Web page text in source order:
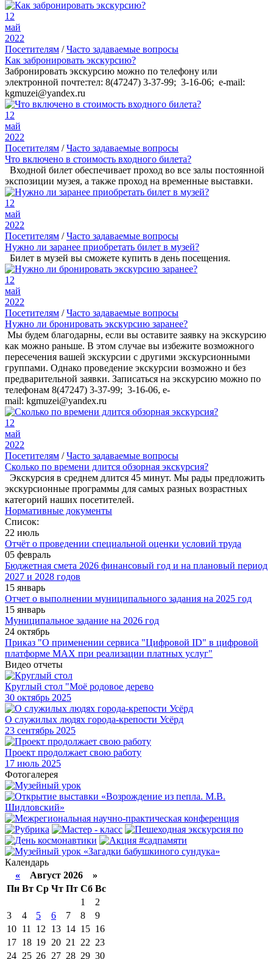
12
май
2022
Посетителям /Часто задаваемые вопросы
Как забронировать экскурсию?
Забронировать экскурсию можно по телефону или
электронной почте:тел: 8(47247) 3-37-99; 3-16-06; e-mail:
kgmuzei@yandex.ru
12
май
2022
Посетителям /Часто задаваемые вопросы
Что включено в стоимость входного билета?
Входной билет обеспечивает проход во все залы постоянной
экспозиции музея, а также проход на временные выставки.
12
май
2022
Посетителям /Часто задаваемые вопросы
Нужно ли заранее приобретать билет в музей?
Билет в музей вы сможете купить в день посещения.
12
май
2022
Посетителям /Часто задаваемые вопросы
Нужно ли бронировать экскурсию заранее?
Мы будем благодарны, если вы оставите заявку на экскурсию
как можно раньше. В этом случае вы избежите возможного
пересечения вашей экскурсии с другими экскурсионными
группами. Однако проведение экскурсии возможно и без
предварительной заявки. Записаться на экскурсию можно по
телефонам 8(47247) 3-37-99; 3-16-06, e-
mail: kgmuzei@yandex.ru
12
май
2022
Посетителям /Часто задаваемые вопросы
Сколько по времени длится обзорная экскурсия?
Экскурсия в среднем длится 45 минут. Мы рады предложить
экскурсионные программы для самых разных возрастных
категорий наших посетителей.
Нормативные документы
Список:
22 июль
Отчёт о проведении специальной оценки условий труда
05 февраль
Бюджетная смета 2026 финансовый год и на плановый период
2027 и 2028 годов
15 январь
Отчет о выполнении муниципального задания на 2025 год
15 январь
Муниципальное задание на 2026 год
24 октябрь
Приказ "О применении сервиса "Цифровой ID" в цифровой
платформе МАХ при реализации платных услуг"
Видео отчеты
Круглый стол "Моё родовое дерево
30 октябрь 2025
О служилых людях города-крепости Усёрд
23 сентябрь 2025
Проект продолжает свою работу
17 июль 2025
Фотогалерея
Календарь
« Август 2026 »
Пн Вт Ср Чт Пт Сб Вс
1
2
3
4 5 6 7 8
9
10 11 12 13 14 15 16
17 18 19 20 21 22 23
24 25 26 27 28 29 30